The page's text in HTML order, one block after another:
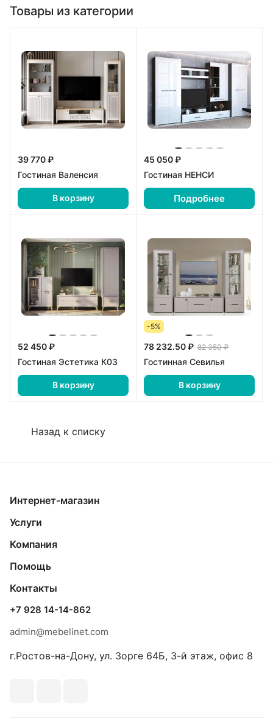
Товары из категории
39 770 ₽
Гостиная Валенсия
В корзину
45 050 ₽
Гостиная НЕНСИ
Подробнее
52 450 ₽
Гостиная Эстетика К03
В корзину
-5%
78 232.50 ₽ 82 350 ₽
Гостинная Севилья
В корзину
Назад к списку
Интернет-магазин
Услуги
Компания
Помощь
Контакты
+7 928 14-14-862
admin@mebelinet.com
г.Ростов-на-Дону, ул. Зорге 64Б, 3-й этаж, офис 8